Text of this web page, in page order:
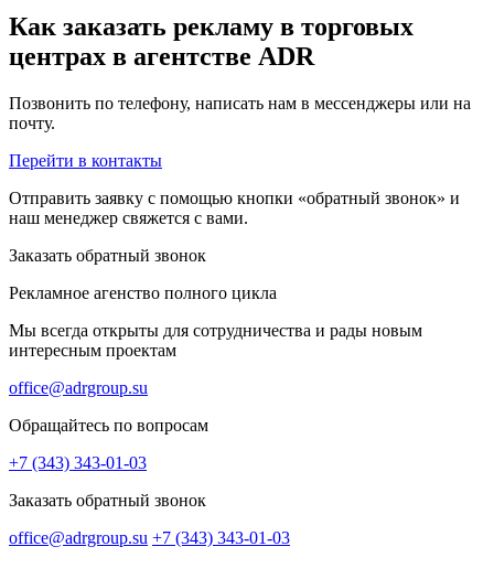
Как заказать рекламу в торговых
центрах в агентстве ADR
Позвонить по телефону, написать нам в мессенджеры или на
почту.
Перейти в контакты
Отправить заявку с помощью кнопки «обратный звонок» и
наш менеджер свяжется с вами.
Заказать обратный звонок
Рекламное агенство полного цикла
Мы всегда открыты для сотрудничества и рады новым
интересным проектам
office@adrgroup.su
Обращайтесь по вопросам
+7 (343) 343-01-03
Заказать обратный звонок
office@adrgroup.su +7 (343) 343-01-03